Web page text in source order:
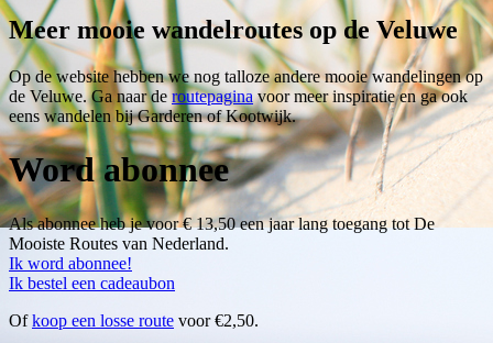
Meer mooie wandelroutes op de Veluwe
Op de website hebben we nog talloze andere mooie wandelingen op
de Veluwe. Ga naar de routepaginavoor meer inspiratie en ga ook
eens wandelen bij Garderen of Kootwijk.
Word abonnee
Als abonnee heb je voor € 13,50 een jaar lang toegang tot De
Mooiste Routes van Nederland.
Ik word abonnee!
Ik bestel een cadeaubon
Ofkoop een losse route voor €2,50.